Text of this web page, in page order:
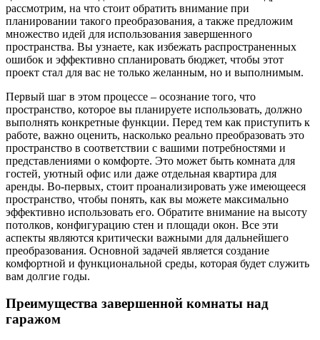
рассмотрим, на что стоит обратить внимание при
планировании такого преобразования, а также предложим
множество идей для использования завершенного
пространства. Вы узнаете, как избежать распространенных
ошибок и эффективно спланировать бюджет, чтобы этот
проект стал для вас не только желанным, но и выполнимым.
Первый шаг в этом процессе – осознание того, что
пространство, которое вы планируете использовать, должно
выполнять конкретные функции. Перед тем как приступить к
работе, важно оценить, насколько реально преобразовать это
пространство в соответствии с вашими потребностями и
представлениями о комфорте. Это может быть комната для
гостей, уютный офис или даже отдельная квартира для
аренды. Во-первых, стоит проанализировать уже имеющееся
пространство, чтобы понять, как вы можете максимально
эффективно использовать его. Обратите внимание на высоту
потолков, конфигурацию стен и площади окон. Все эти
аспекты являются критически важными для дальнейшего
преобразования. Основной задачей является создание
комфортной и функциональной среды, которая будет служить
вам долгие годы.
Преимущества завершенной комнаты над
гаражом